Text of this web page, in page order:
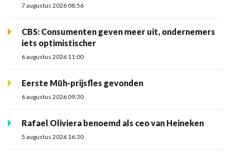
7 augustus 2026 08:56
CBS: Consumenten geven meer uit, ondernemers
iets optimistischer
6 augustus 2026 11:00
Eerste Müh-prijsfles gevonden
6 augustus 2026 09:30
Rafael Oliviera benoemd als ceo van Heineken
5 augustus 2026 16:30